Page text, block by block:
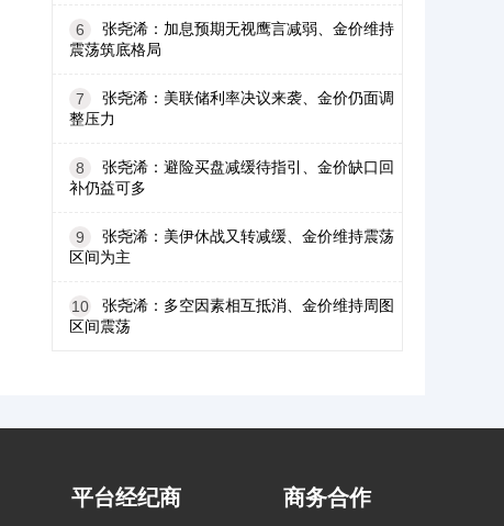
6
张尧浠：加息预期无视鹰言减弱、金价维持
震荡筑底格局
7
张尧浠：美联储利率决议来袭、金价仍面调
整压力
8
张尧浠：避险买盘减缓待指引、金价缺口回
补仍益可多
9
张尧浠：美伊休战又转减缓、金价维持震荡
区间为主
10
张尧浠：多空因素相互抵消、金价维持周图
区间震荡
平台经纪商 商务合作